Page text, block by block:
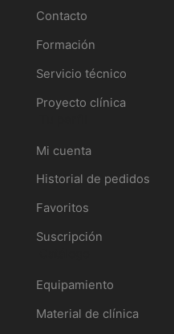
Contacto
Formación
Servicio técnico
Proyecto clínica
Mi cuenta
Historial de pedidos
Favoritos
Suscripción
Equipamiento
Material de clínica